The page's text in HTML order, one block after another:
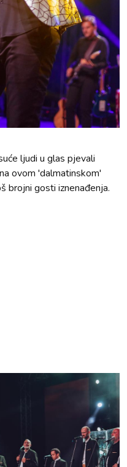
ljudi u glas pjevali
ovom 'dalmatinskom'
brojni gosti iznenađenja.